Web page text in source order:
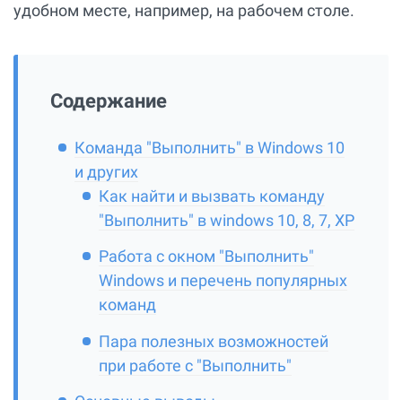
удобном месте, например, на рабочем столе.
Содержание
Команда "Выполнить" в Windows 10
и других
Как найти и вызвать команду
"Выполнить" в windows 10, 8, 7, XP
Работа с окном "Выполнить"
Windows и перечень популярных
команд
Пара полезных возможностей
при работе с "Выполнить"